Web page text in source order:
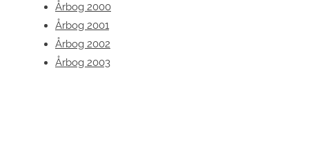
Årbog 2000
Årbog 2001
Årbog 2002
Årbog 2003